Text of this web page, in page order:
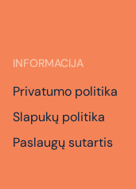
INFORMACIJA
Privatumo politika
Slapukų politika
Paslaugų sutartis